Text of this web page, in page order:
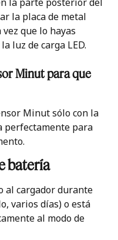
la placa de metal
que lo hayas
luz de carga LED.
Minut para que
Minut sólo con la
perfectamente para
batería
al cargador durante
varios días) o está
al modo de